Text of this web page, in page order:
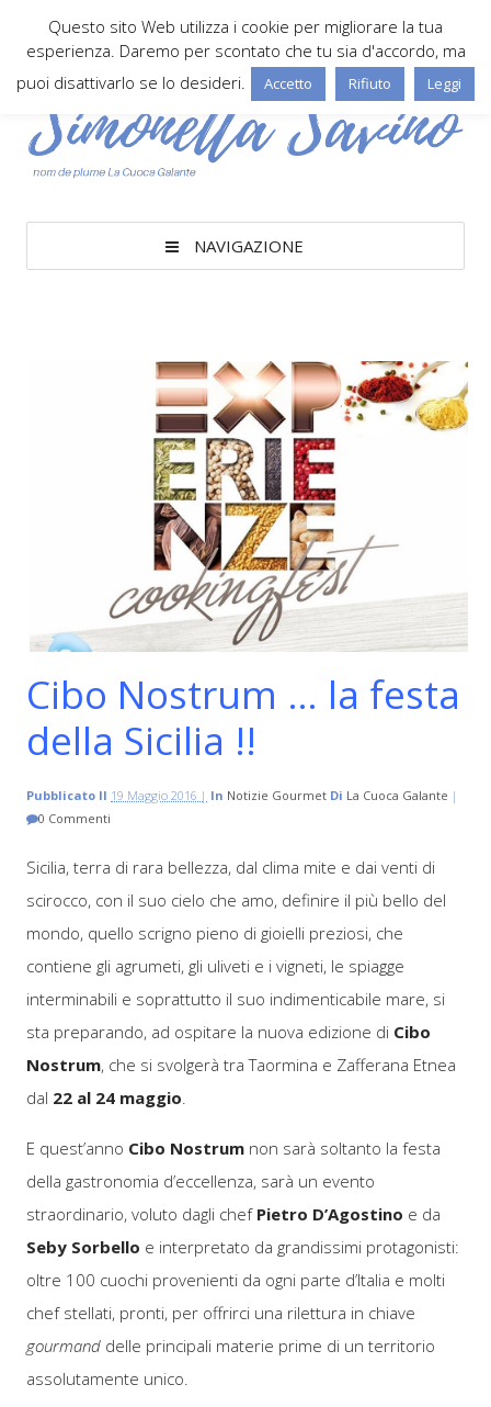
NAVIGAZIONE
Cibo Nostrum … la festa
della Sicilia !!
Pubblicato Il 19 Maggio 2016 | In Notizie Gourmet Di La Cuoca Galante |
0 Commenti
Sicilia, terra di rara bellezza, dal clima mite e dai venti di
scirocco, con il suo cielo che amo, definire il più bello del
mondo, quello scrigno pieno di gioielli preziosi, che
contiene gli agrumeti, gli uliveti e i vigneti, le spiagge
interminabili e soprattutto il suo indimenticabile mare, si
sta preparando, ad ospitare la nuova edizione di Cibo
Nostrum, che si svolgerà tra Taormina e Zafferana Etnea
dal 22 al 24 maggio.
E quest’anno Cibo Nostrum non sarà soltanto la festa
della gastronomia d’eccellenza, sarà un evento
straordinario, voluto dagli chef Pietro D’Agostino e da
Seby Sorbello e interpretato da grandissimi protagonisti:
oltre 100 cuochi provenienti da ogni parte d’Italia e molti
chef stellati, pronti, per offrirci una rilettura in chiave
gourmand delle principali materie prime di un territorio
assolutamente unico.
Questo sito Web utilizza i cookie per migliorare la tua
esperienza. Daremo per scontato che tu sia d'accordo, ma
puoi disattivarlo se lo desideri.
Accetto Rifiuto Leggi